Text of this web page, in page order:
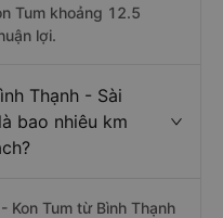
Tum khoảng 12.5
lợi.
Thạnh - Sài
bao nhiêu km
Tum từ Bình Thạnh